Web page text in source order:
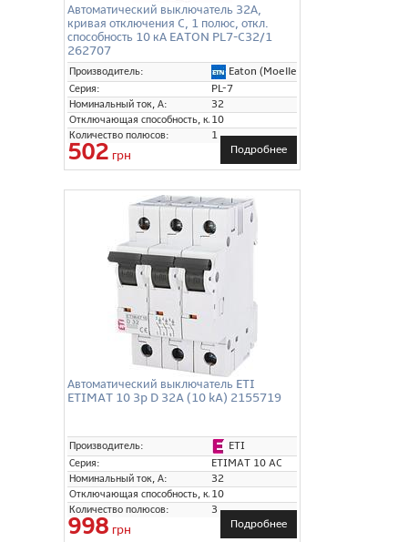
Автоматический выключатель 32А,
кривая отключения C, 1 полюс, откл.
способность 10 кА EATON PL7-C32/1
262707
Производитель:
Eaton (Moeller)
Серия:
PL-7
Номинальный ток, А:
32
Отключающая способность, кА:10
Количество полюсов:
1
502 грн Подробнее
Автоматический выключатель ETI
ETIMAT 10 3p D 32A (10 kA) 2155719
Производитель:
ETI
Серия:
ETIMAT 10 AC
Номинальный ток, А:
32
Отключающая способность, кА:10
Количество полюсов:
3
998 грн Подробнее